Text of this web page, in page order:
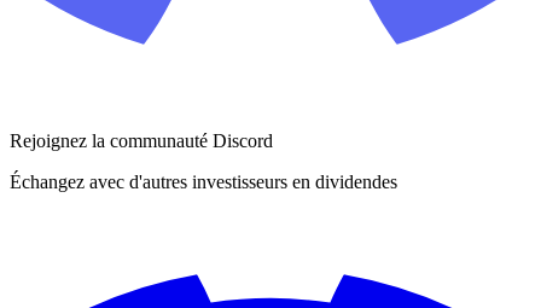
Rejoignez la communauté Discord
Échangez avec d'autres investisseurs en dividendes